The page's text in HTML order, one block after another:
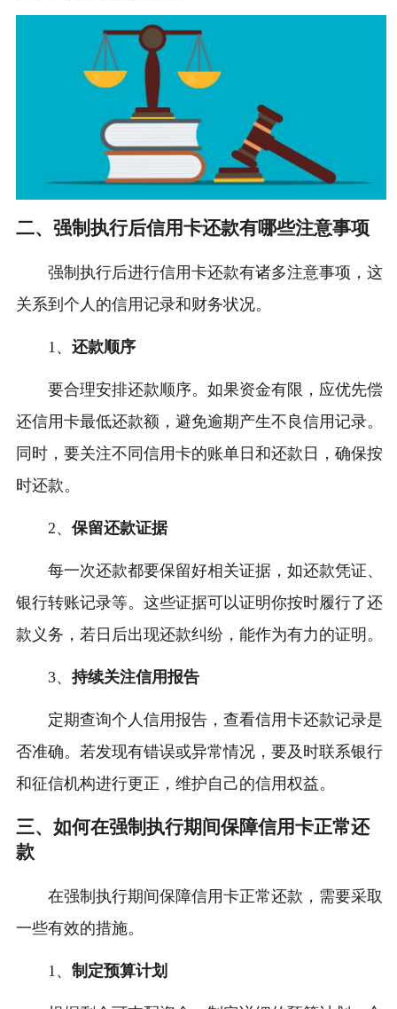
二、强制执行后信用卡还款有哪些注意事项
强制执行后进行信用卡还款有诸多注意事项，这
关系到个人的信用记录和财务状况。
1、 还款顺序
要合理安排还款顺序。如果资金有限，应优先偿
还信用卡最低还款额，避免逾期产生不良信用记录。
同时，要关注不同信用卡的账单日和还款日，确保按
时还款。
2、 保留还款证据
每一次还款都要保留好相关证据，如还款凭证、
银行转账记录等。这些证据可以证明你按时履行了还
款义务，若日后出现还款纠纷，能作为有力的证明。
3、 持续关注信用报告
定期查询个人信用报告，查看信用卡还款记录是
否准确。若发现有错误或异常情况，要及时联系银行
和征信机构进行更正，维护自己的信用权益。
三、如何在强制执行期间保障信用卡正常还
款
在强制执行期间保障信用卡正常还款，需要采取
一些有效的措施。
1、 制定预算计划